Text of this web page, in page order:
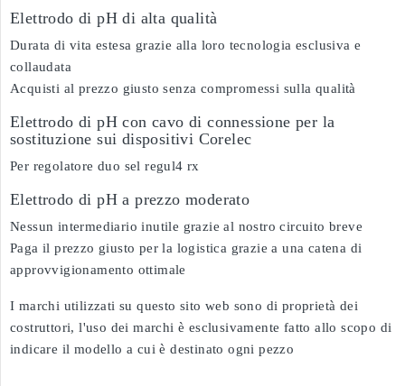
Elettrodo di pH di alta qualità
Durata di vita estesa grazie alla loro tecnologia esclusiva e
collaudata
Acquisti al prezzo giusto senza compromessi sulla qualità
Elettrodo di pH con cavo di connessione per la
sostituzione sui dispositivi Corelec
Per regolatore duo sel regul4 rx
Elettrodo di pH a prezzo moderato
Nessun intermediario inutile grazie al nostro circuito breve
Paga il prezzo giusto per la logistica grazie a una catena di
approvvigionamento ottimale
I marchi utilizzati su questo sito web sono di proprietà dei
costruttori, l'uso dei marchi è esclusivamente fatto allo scopo di
indicare il modello a cui è destinato ogni pezzo